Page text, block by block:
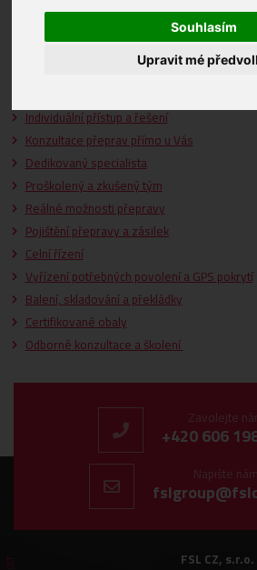
Souhlasím
Upravit mé
ATD, PTD – Z letiště / přístavu ke dveřím
ATA, PTP – Z letiště / přístavu po letiště /
Individuální přístup a řešení
Konzultace přeprav přímo u Vás
Dedikovaný specialista
Proškolený a zkušený tým
Reálné možnosti přepravy
Pojištění přepravy a zásilek
Celní řízení
Vyřízení potřebných povolení a GPS pokrytí
Balení, skladování a překládky
Certifikované obaly
Odborné konzultace a školení
Zavolejte
+420 606
Napište nám
FSL CZ, s.r.o.